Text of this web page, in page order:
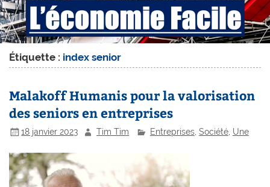
Étiquette : index senior
Malakoff Humanis pour la valorisation
des seniors en entreprises
18 janvier 2023 Tim Tim Entreprises, Société, Une